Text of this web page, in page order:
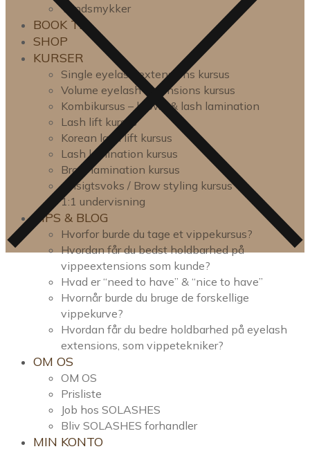
Tandsmykker
BOOK TID
SHOP
KURSER
Single eyelash extensions kursus
Volume eyelash extensions kursus
Kombikursus – brow- & lash lamination
Lash lift kursus
Korean lash lift kursus
Lash lamination kursus
Brow lamination kursus
Ansigtsvoks / Brow styling kursus
1:1 undervisning
TIPS & BLOG
Hvorfor burde du tage et vippekursus?
Hvordan får du bedst holdbarhed på
vippeextensions som kunde?
Hvad er “need to have” & “nice to have”
Hvornår burde du bruge de forskellige
vippekurve?
Hvordan får du bedre holdbarhed på eyelash
extensions, som vippetekniker?
OM OS
OM OS
Prisliste
Job hos SOLASHES
Bliv SOLASHES forhandler
MIN KONTO